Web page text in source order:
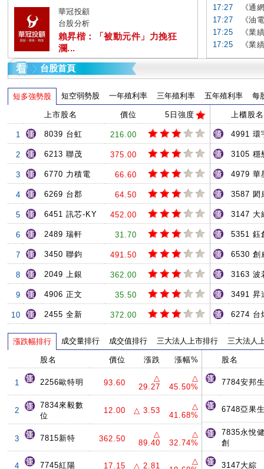
華冠投顧
台股分析
賴昇楷：「被動元件」力挽狂
瀾...
17:27
《通
17:27
《油
17:25
《業
17:25
《業
台股首頁
短多強勢股 短空弱勢股 一年殖利率 三年殖利率 五年殖利率 每
上市股名 價位 5日強度
1 8039 台虹 216.00
2 6213 聯茂 375.00
3 6770 力積電 66.60
4 6269 台郡 64.50
5 6451 訊芯-KY 452.00
6 2489 瑞軒 31.70
7 3450 聯鈞 491.50
8 2049 上銀 362.00
9 4906 正文 35.50
10 2455 全新 372.00
上櫃股名
4991 環
3105 穩
4979 華
3587 閎
3147 大
5351 鈺
6530 創
3163 波
3491 昇
6274 台
漲跌幅排行 成交量排行 成交值排行 三大法人上市排行 三大法人
股名 價位 漲跌 漲幅%
1 2256歐特明 93.60
△
29.27
△
45.50%
2
7834來毅數
位
12.00 △ 3.53
△
41.68%
3 7815新特 362.50
△
89.40
△
32.74%
4 7745紅陽 17.15 △ 2.81
△
股名
7784安邦
6748亞果
7835永悅
創
3147大綜